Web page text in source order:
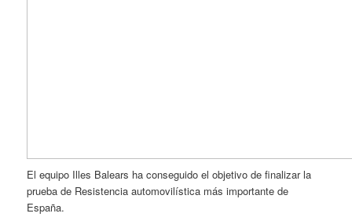
El equipo Illes Balears ha conseguido el objetivo de finalizar la
prueba de Resistencia automovilística más importante de
España.